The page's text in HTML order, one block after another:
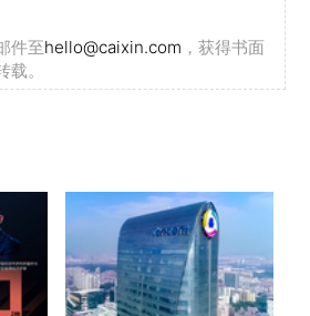
件至hello@caixin.com ，获得书面
。